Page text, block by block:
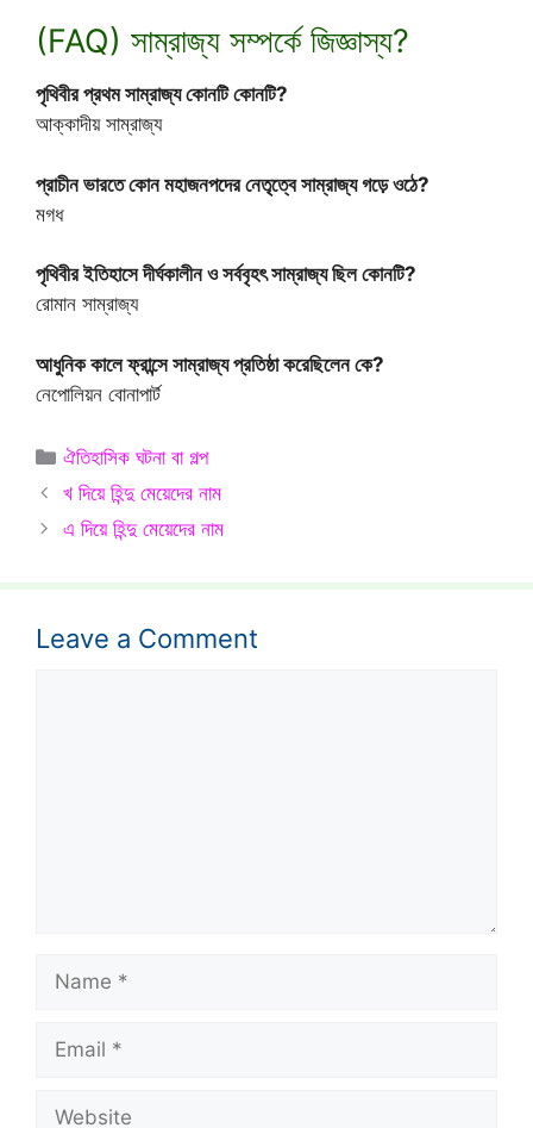
(FAQ) সাম্রাজ্য সম্পর্কে জিজ্ঞাস্য?
পৃথিবীর প্রথম সাম্রাজ্য কোনটি কোনটি?
আক্কাদীয় সাম্রাজ্য
প্রাচীন ভারতে কোন মহাজনপদের নেতৃত্বে সাম্রাজ্য গড়ে ওঠে?
মগধ
পৃথিবীর ইতিহাসে দীর্ঘকালীন ও সর্ববৃহৎ সাম্রাজ্য ছিল কোনটি?
রোমান সাম্রাজ্য
আধুনিক কালে ফ্রান্সে সাম্রাজ্য প্রতিষ্ঠা করেছিলেন কে?
নেপোলিয়ন বোনাপার্ট
Categories
ঐতিহাসিক ঘটনা বা গল্প
খ দিয়ে হিন্দু মেয়েদের নাম
এ দিয়ে হিন্দু মেয়েদের নাম
Leave a Comment
Name
Email
Website